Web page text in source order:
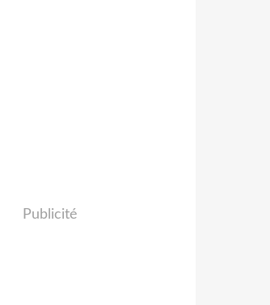
Publicité